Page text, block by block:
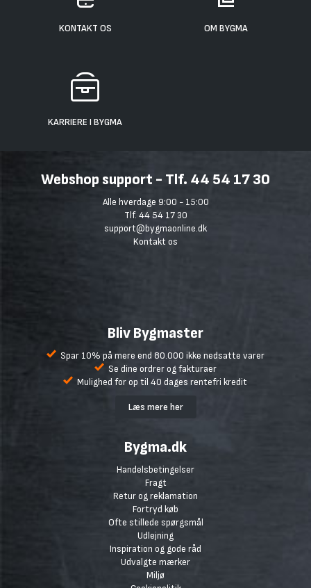
KONTAKT OS OM BYGMA
KARRIERE I BYGMA
Webshop support - Tlf. 44 54 17 30
Alle hverdage 9:00 - 15:00
Tlf. 44 54 17 30
support@bygmaonline.dk
Kontakt os
Bliv Bygmaster
Spar 10% på mere end 80.000 ikke nedsatte varer
Se dine ordrer og fakturaer
Mulighed for op til 40 dages rentefri kredit
Læs mere her
Bygma.dk
Handelsbetingelser
Fragt
Retur og reklamation
Fortryd køb
Ofte stillede spørgsmål
Udlejning
Inspiration og gode råd
Udvalgte mærker
Miljø